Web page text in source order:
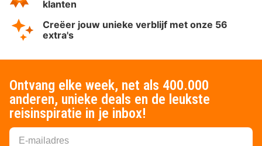
klanten
Creëer jouw unieke verblijf met onze 56
extra's
Ontvang elke week, net als 400.000
anderen, unieke deals en de leukste
reisinspiratie in je inbox!